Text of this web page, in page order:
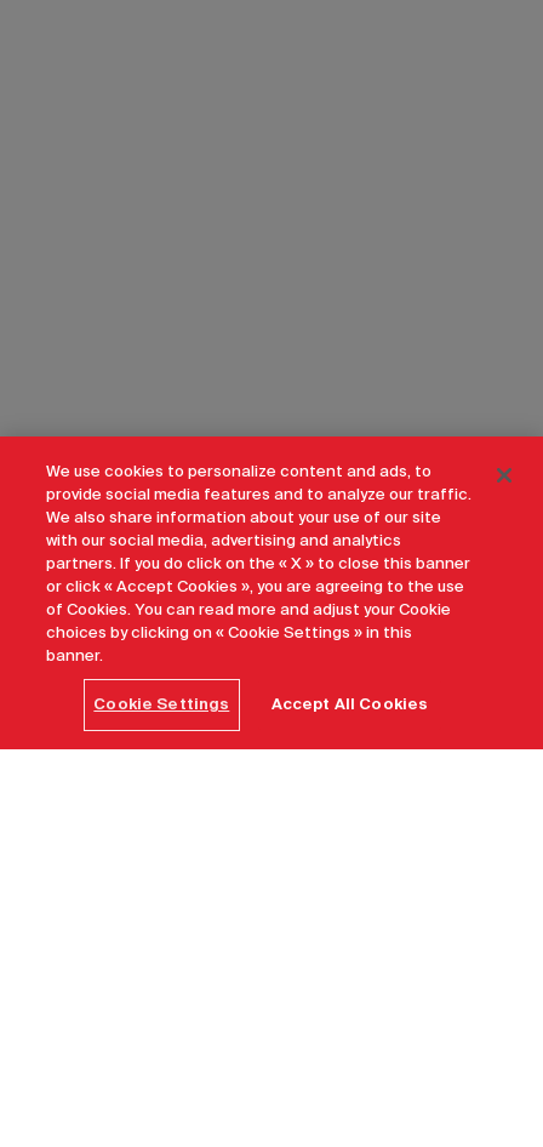
We use cookies to personalize content and ads, to
provide social media features and to analyze our traffic.
We also share information about your use of our site
with our social media, advertising and analytics
partners. If you do click on the « X » to close this banner
or click « Accept Cookies », you are agreeing to the use
of Cookies. You can read more and adjust your Cookie
choices by clicking on « Cookie Settings » in this
banner.
Cookie Settings Accept All Cookies